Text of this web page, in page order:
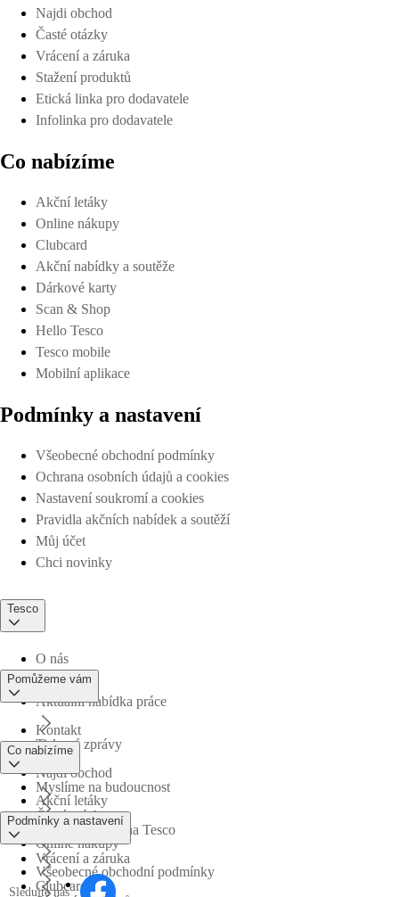
Najdi obchod
Časté otázky
Vrácení a záruka
Stažení produktů
Etická linka pro dodavatele
Infolinka pro dodavatele
Co nabízíme
Akční letáky
Online nákupy
Clubcard
Akční nabídky a soutěže
Dárkové karty
Scan & Shop
Hello Tesco
Tesco mobile
Mobilní aplikace
Podmínky a nastavení
Všeobecné obchodní podmínky
Ochrana osobních údajů a cookies
Nastavení soukromí a cookies
Pravidla akčních nabídek a soutěží
Můj účet
Chci novinky
Tesco
O nás
Aktuální nabídka práce
Tiskové zprávy
Myslíme na budoucnost
Obchodní skupina Tesco
Pomůžeme vám
Kontakt
Najdi obchod
Časté otázky
Vrácení a záruka
Co nabízíme
Akční letáky
Online nákupy
Clubcard
Podmínky a nastavení
Všeobecné obchodní podmínky
Sledujte nás